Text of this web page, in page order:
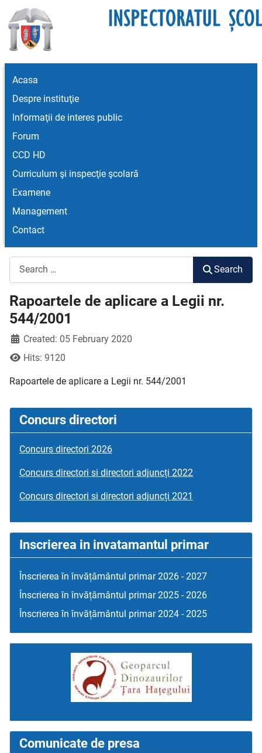
Acasa
Despre instituţie
Informaţii de interes public
Forum
CCD HD
Curriculum şi inspecţie şcolară
Examene
Management
Contact
Search
Rapoartele de aplicare a Legii nr.
544/2001
Created: 05 February 2020
Hits: 9120
Rapoartele de aplicare a Legii nr. 544/2001
Concurs directori
Concurs directori 2026
Concurs directori si directori adjuncți 2022
Concurs directori si directori adjuncți 2021
Inscrierea in invatamantul primar
Înscrierea în învățământul primar 2026 - 2027
Înscrierea în învățământul primar 2025 - 2026
Înscrierea în învățământul primar 2024 - 2025
Comunicate de presa